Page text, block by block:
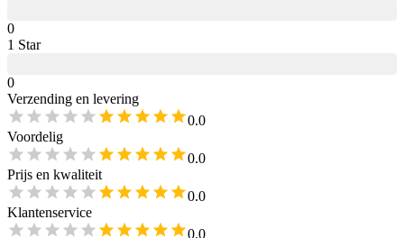
0
1 Star
0
Verzending en levering
0.0
Voordelig
0.0
Prijs en kwaliteit
0.0
Klantenservice
0.0